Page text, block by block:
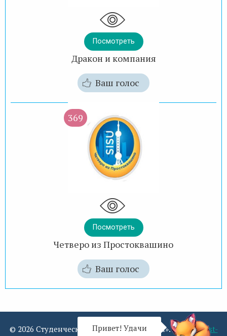
Посмотреть
Дракон и компания
Ваш голос
Посмотреть
369
Четверо из Простоквашино
Ваш голос
© 2026 Студенческие игры «Квест-Москва». Email:quest-
Привет! Удачи